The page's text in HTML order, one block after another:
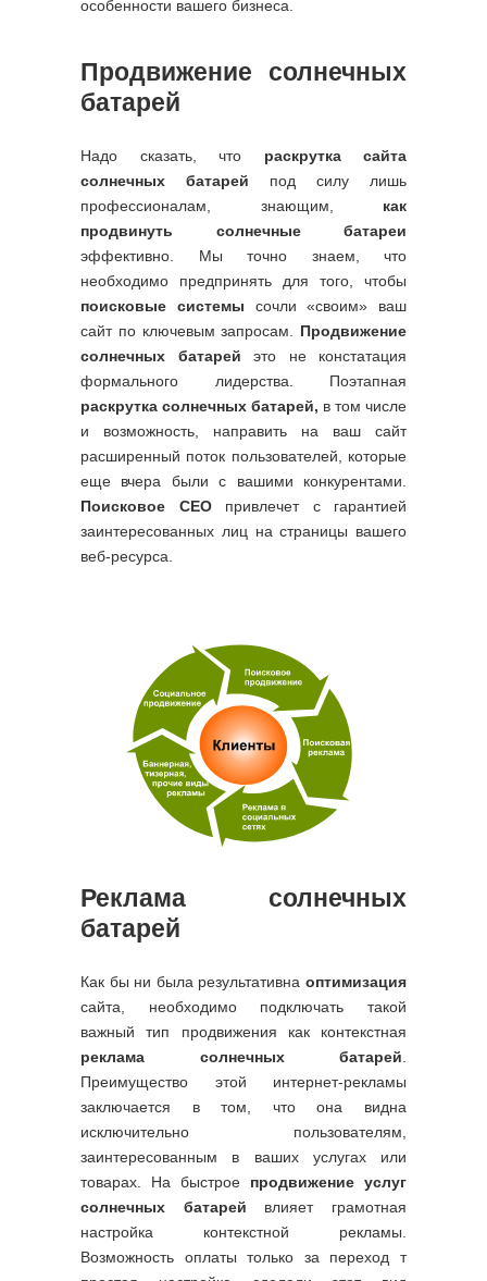
особенности вашего бизнеса.
Продвижение солнечных
батарей
Надо сказать, что раскрутка сайта
солнечных батарей под силу лишь
профессионалам, знающим, как
продвинуть солнечные батареи
эффективно. Мы точно знаем, что
необходимо предпринять для того, чтобы
поисковые системы сочли «своим» ваш
сайт по ключевым запросам. Продвижение
солнечных батарей это не констатация
формального лидерства. Поэтапная
раскрутка солнечных батарей, в том числе
и возможность, направить на ваш сайт
расширенный поток пользователей, которые
еще вчера были с вашими конкурентами.
Поисковое СЕОпривлечет с гарантией
заинтересованных лиц на страницы вашего
веб-ресурса.
Реклама солнечных
батарей
Как бы ни была результативна оптимизация
сайта, необходимо подключать такой
важный тип продвижения как контекстная
реклама солнечных батарей.
Преимущество этой интернет-рекламы
заключается в том, что она видна
исключительно пользователям,
заинтересованным в ваших услугах или
товарах. На быстрое продвижение услуг
солнечных батарей влияет грамотная
настройка контекстной рекламы.
Возможность оплаты только за переход т